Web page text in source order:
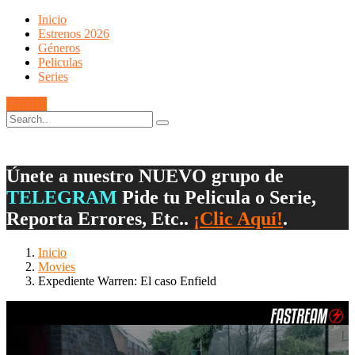
Inicio
Estrenos 2026
Géneros
Peliculas
Series
LOGIN
Únete a nuestro NUEVO grupo de
TELEGRAM Pide tu Pelicula o Serie,
Reporta Errores, Etc.. ¡Clic Aquí!.
Inicio
Movies
Expediente Warren: El caso Enfield